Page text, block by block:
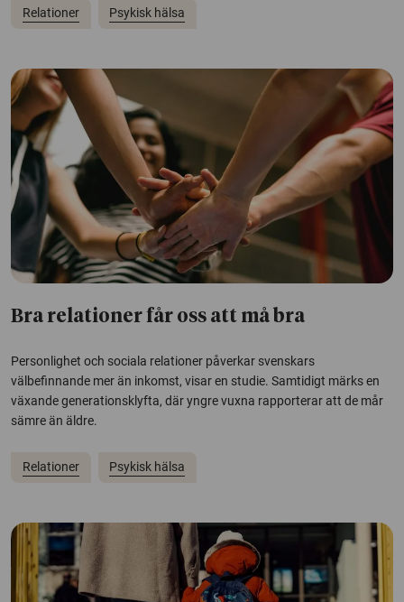
Relationer Psykisk hälsa
Bra relationer får oss att må bra
Personlighet och sociala relationer påverkar svenskars
välbefinnande mer än inkomst, visar en studie. Samtidigt märks en
växande generationsklyfta, där yngre vuxna rapporterar att de mår
sämre än äldre.
Relationer Psykisk hälsa